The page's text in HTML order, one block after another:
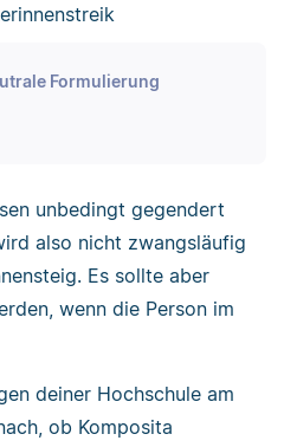
Formulierung
unbedingt gegendert
also nicht zwangsläufig
Es sollte aber
wenn die Person im
deiner Hochschule am
ob Komposita